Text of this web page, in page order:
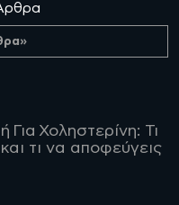
Για Χοληστερίνη: Τι
τι να αποφεύγεις